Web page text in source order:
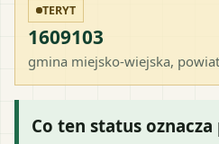
TERYT
1609103
gmina miejsko-wiejska, powiat
Co ten status